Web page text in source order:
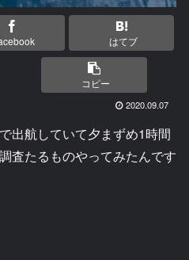
はてブ
コピー
2020.09.07
出航していて夕まずめ1時間
査たるものやってみたんです